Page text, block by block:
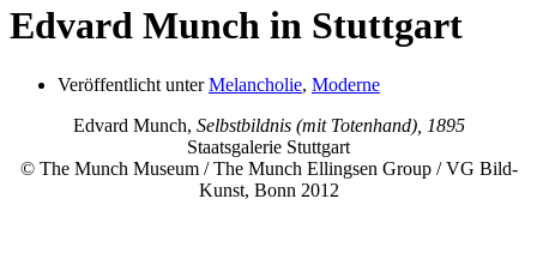
Edvard Munch in Stuttgart
Veröffentlicht unterMelancholie, Moderne
Edvard Munch, Selbstbildnis (mit Totenhand), 1895
Staatsgalerie Stuttgart
© The Munch Museum / The Munch Ellingsen Group / VG Bild-
Kunst, Bonn 2012